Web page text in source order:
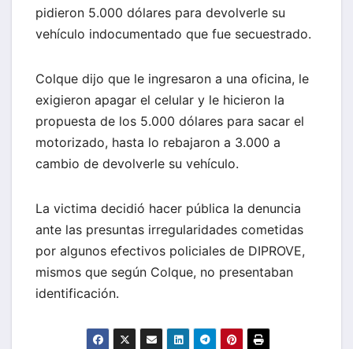
pidieron 5.000 dólares para devolverle su
vehículo indocumentado que fue secuestrado.
Colque dijo que le ingresaron a una oficina, le
exigieron apagar el celular y le hicieron la
propuesta de los 5.000 dólares para sacar el
motorizado, hasta lo rebajaron a 3.000 a
cambio de devolverle su vehículo.
La victima decidió hacer pública la denuncia
ante las presuntas irregularidades cometidas
por algunos efectivos policiales de DIPROVE,
mismos que según Colque, no presentaban
identificación.